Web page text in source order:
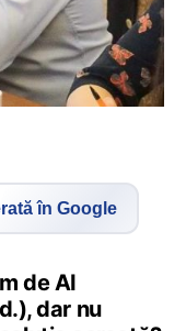
în Google
de AI
dar nu